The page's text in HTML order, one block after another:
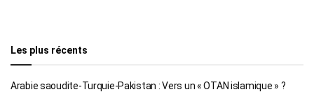
Les plus récents
Arabie saoudite-Turquie-Pakistan : Vers un « OTAN islamique » ?